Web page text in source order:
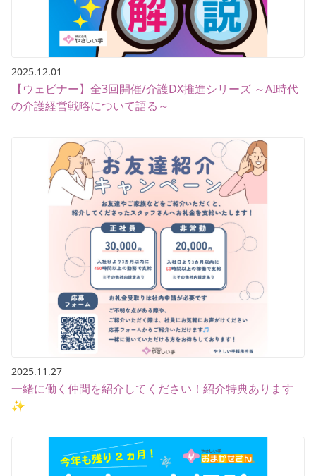
2025.12.01
【ウェビナー】全3回開催/介護DX推進シリーズ ～AI時代
の介護経営戦略について語る～
2025.11.27
一緒に働く仲間を紹介してください！紹介特典あります
✨